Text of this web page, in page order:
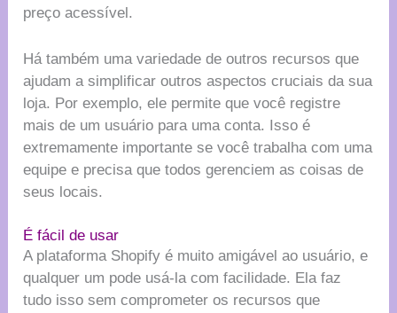
preço acessível.
Há também uma variedade de outros recursos que
ajudam a simplificar outros aspectos cruciais da sua
loja. Por exemplo, ele permite que você registre
mais de um usuário para uma conta. Isso é
extremamente importante se você trabalha com uma
equipe e precisa que todos gerenciem as coisas de
seus locais.
É fácil de usar
A plataforma Shopify é muito amigável ao usuário, e
qualquer um pode usá-la com facilidade. Ela faz
tudo isso sem comprometer os recursos que